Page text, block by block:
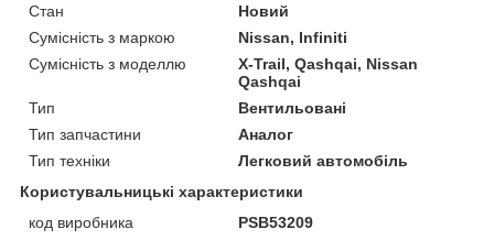
Стан
Новий
Сумісність з маркою
Nissan, Infiniti
Сумісність з моделлю
X-Trail, Qashqai, Nissan
Qashqai
Тип
Вентильовані
Тип запчастини
Аналог
Тип техніки
Легковий автомобіль
Користувальницькі характеристики
код виробника
PSB53209